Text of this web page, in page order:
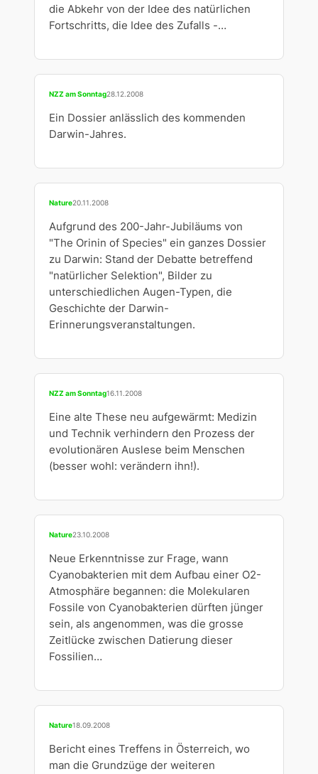
die Abkehr von der Idee des natürlichen
Fortschritts, die Idee des Zufalls -…
NZZ am Sonntag28.12.2008
Ein Dossier anlässlich des kommenden
Darwin-Jahres.
Nature20.11.2008
Aufgrund des 200-Jahr-Jubiläums von
"The Orinin of Species" ein ganzes Dossier
zu Darwin: Stand der Debatte betreffend
"natürlicher Selektion", Bilder zu
unterschiedlichen Augen-Typen, die
Geschichte der Darwin-
Erinnerungsveranstaltungen.
NZZ am Sonntag16.11.2008
Eine alte These neu aufgewärmt: Medizin
und Technik verhindern den Prozess der
evolutionären Auslese beim Menschen
(besser wohl: verändern ihn!).
Nature23.10.2008
Neue Erkenntnisse zur Frage, wann
Cyanobakterien mit dem Aufbau einer O2-
Atmosphäre begannen: die Molekularen
Fossile von Cyanobakterien dürften jünger
sein, als angenommen, was die grosse
Zeitlücke zwischen Datierung dieser
Fossilien…
Nature18.09.2008
Bericht eines Treffens in Österreich, wo
man die Grundzüge der weiteren